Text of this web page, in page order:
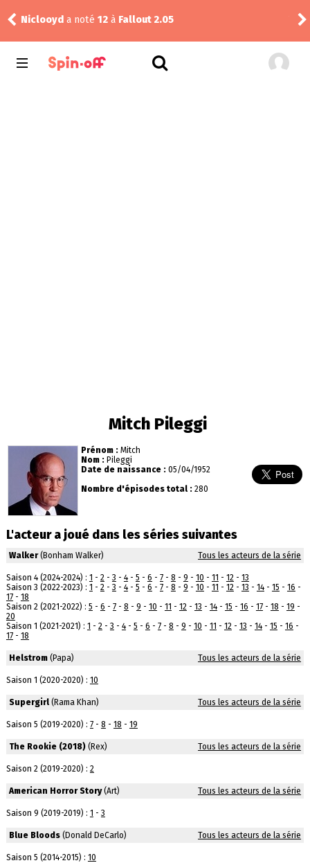
Niclooyd a noté 12 à Fallout 2.05
Mitch Pileggi
Prénom : Mitch
Nom : Pileggi
Date de naissance : 05/04/1952
Nombre d'épisodes total : 280
L'acteur a joué dans les séries suivantes
Walker(Bonham Walker) Tous les acteurs de la série
Saison 4 (2024-2024) : 1 - 2- 3 - 4- 5 - 6 - 7- 8 - 9 - 10 - 11 - 12- 13
Saison 3 (2022-2023) : 1 - 2- 3 - 4- 5 - 6 - 7- 8 - 9 - 10 - 11 - 12- 13 - 14- 15 - 16 -
17- 18
Saison 2 (2021-2022) : 5 - 6 - 7- 8 - 9 - 10 - 11 - 12- 13 - 14- 15 - 16 - 17- 18 - 19 -
20
Saison 1 (2021-2021) : 1 - 2- 3 - 4- 5 - 6 - 7- 8 - 9 - 10 - 11 - 12- 13 - 14- 15 - 16 -
17- 18
Helstrom(Papa) Tous les acteurs de la série
Saison 1 (2020-2020) : 10
Supergirl(Rama Khan) Tous les acteurs de la série
Saison 5 (2019-2020) : 7- 8 - 18 - 19
The Rookie (2018)(Rex) Tous les acteurs de la série
Saison 2 (2019-2020) : 2
American Horror Story(Art) Tous les acteurs de la série
Saison 9 (2019-2019) : 1 - 3
Blue Bloods(Donald DeCarlo) Tous les acteurs de la série
Saison 5 (2014-2015) : 10